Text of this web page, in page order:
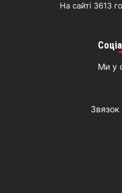
На сайті 3613
Ми у